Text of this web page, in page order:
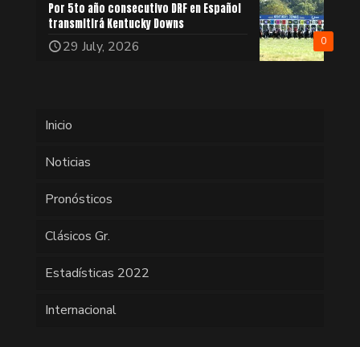
0
Por 5to año consecutivo DRF en Español
transmitirá Kentucky Downs
29 July, 2026
Inicio
Noticias
Pronósticos
Clásicos Gr.
Estadísticas 2022
Internacional